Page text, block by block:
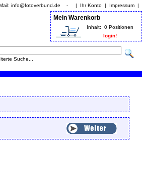
Mail: info@fotoverbund.de - | Ihr Konto | Impressum |
Mein Warenkorb
Inhalt:
0 Positionen
login!
Suche...